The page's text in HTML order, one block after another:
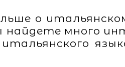
о
много